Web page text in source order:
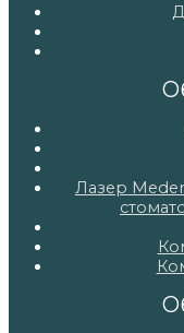
Лазер